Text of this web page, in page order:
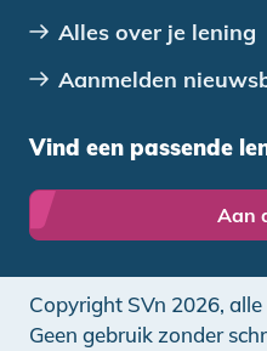
Alles over je lening
Aanmelden
Vind een passende
Aan
Copyright SVn 2026,
Geen gebruik zonder